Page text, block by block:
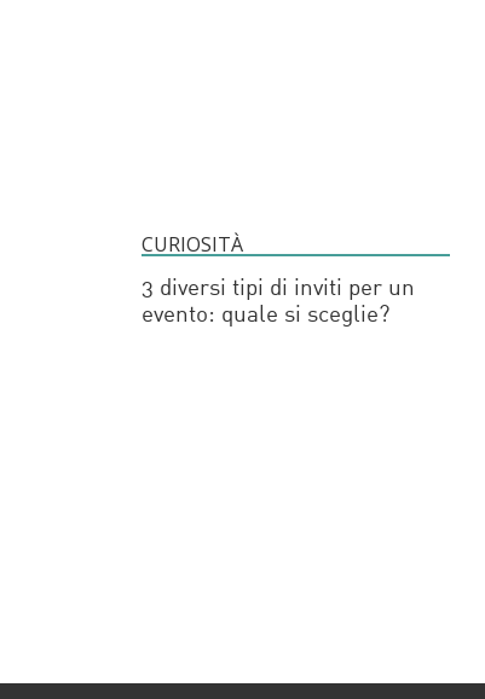
CURIOSITÀ
3 diversi tipi di inviti per un
evento: quale si sceglie?